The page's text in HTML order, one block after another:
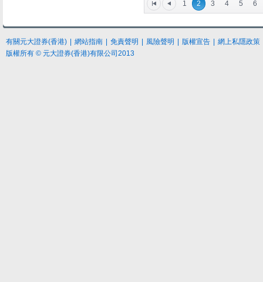
1 2 3 4 5 6
有關元大證券(香港) 網站指南 免責聲明 風險聲明 版權宣告
網上私隱政策
版權所有 © 元大證券(香港)有限公司2013